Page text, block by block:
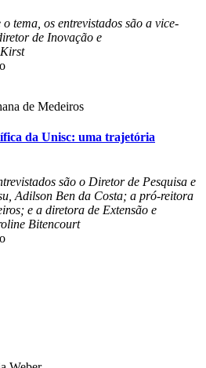
tema, os entrevistados são a vice-
de Inovação e
da Unisc: uma trajetória
são o Diretor de Pesquisa e
Adilson Ben da Costa; a pró-reitora
e a diretora de Extensão e
Bitencourt